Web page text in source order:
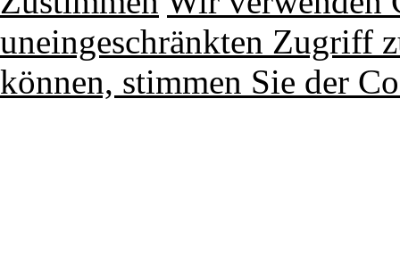
uneingeschränkten Zugriff
können, stimmen Sie der